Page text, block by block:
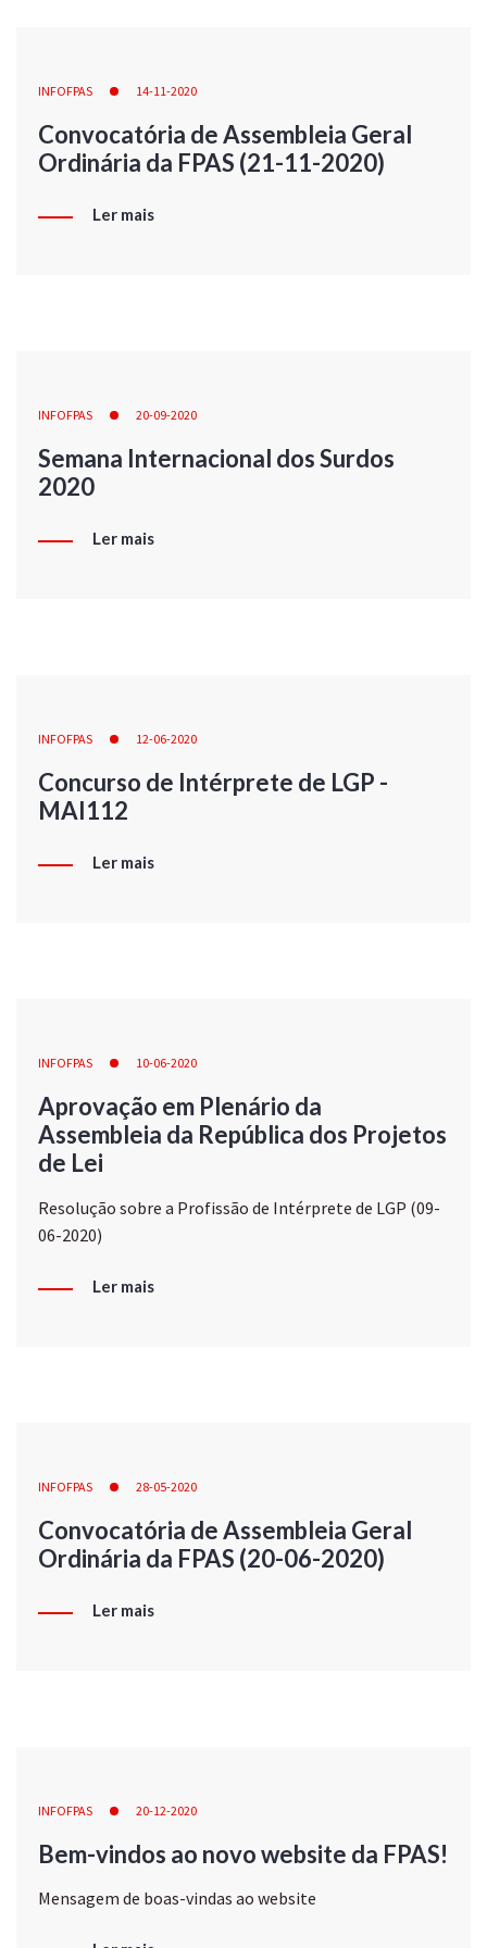
INFOFPAS 14-11-2020
Convocatória de Assembleia Geral
Ordinária da FPAS (21-11-2020)
Ler mais
INFOFPAS 20-09-2020
Semana Internacional dos Surdos
2020
Ler mais
INFOFPAS 12-06-2020
Concurso de Intérprete de LGP -
MAI112
Ler mais
INFOFPAS 10-06-2020
Aprovação em Plenário da
Assembleia da República dos Projetos
de Lei
Resolução sobre a Profissão de Intérprete de LGP (09-
06-2020)
Ler mais
INFOFPAS 28-05-2020
Convocatória de Assembleia Geral
Ordinária da FPAS (20-06-2020)
Ler mais
INFOFPAS 20-12-2020
Bem-vindos ao novo website da FPAS!
Mensagem de boas-vindas ao website